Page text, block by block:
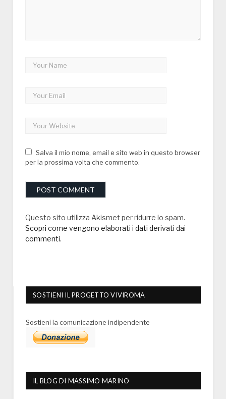
Salva il mio nome, email e sito web in questo browser
per la prossima volta che commento.
Questo sito utilizza Akismet per ridurre lo spam.
Scopri come vengono elaborati i dati derivati dai
commenti.
SOSTIENI IL PROGETTO VIVIROMA
Sostieni la comunicazione indipendente
IL BLOG DI MASSIMO MARINO